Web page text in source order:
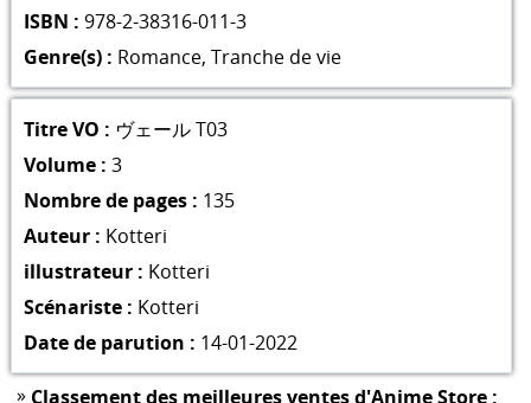
ISBN : 978-2-38316-011-3
Genre(s) : Romance, Tranche de vie
Titre VO : ヴェール T03
Volume : 3
Nombre de pages : 135
Auteur : Kotteri
illustrateur : Kotteri
Scénariste : Kotteri
Date de parution : 14-01-2022
» Classement des meilleures ventes d'Anime Store :